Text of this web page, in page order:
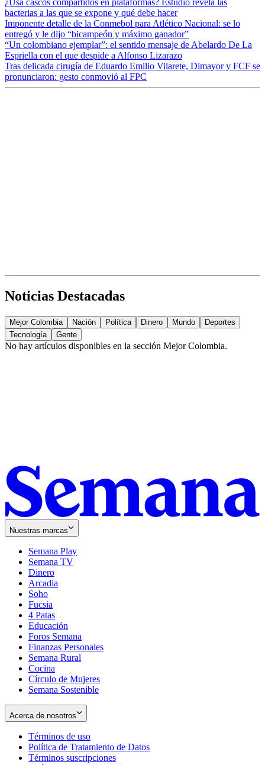
¿Usa cascos compartidos en plataformas? Estudio revela las
bacterias a las que se expone y qué debe hacer
Imponente detalle de la Conmebol para Atlético Nacional: se lo
entregó y le dijo “bicampeón y máximo ganador”
“Un colombiano ejemplar”: el sentido mensaje de Abelardo De La
Espriella con el que despide a Alfonso Lizarazo
Tras delicada cirugía de Eduardo Emilio Vilarete, Dimayor y FCF se
pronunciaron: gesto conmovió al FPC
Noticias Destacadas
Mejor Colombia Nación Política Dinero Mundo
Deportes
Tecnología
Gente
No hay artículos disponibles en la sección Mejor Colombia.
Nuestras marcas
Semana Play
Semana TV
Dinero
Arcadia
Soho
in
new
window
Fucsia
in
new
window
4 Patas
Educación
Foros Semana
Finanzas Personales
Semana Rural
Cocina
Círculo de Mujeres
Semana Sostenible
Acerca de nosotros
Términos de uso
in
new
Política de Tratamiento de Datos
Términos suscripciones